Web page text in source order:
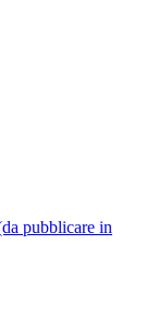
pubblicare in